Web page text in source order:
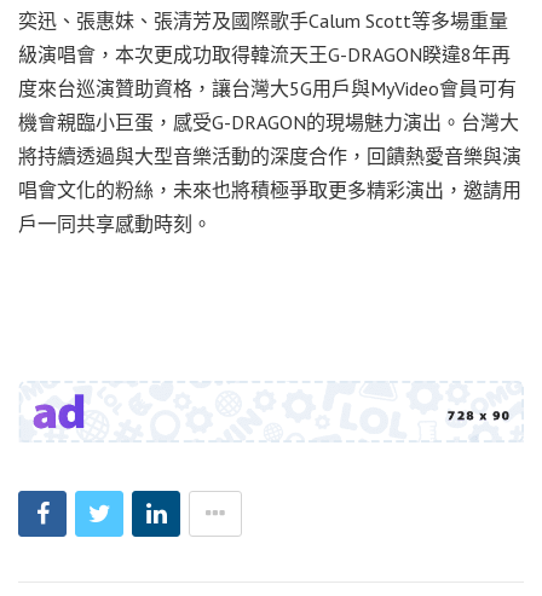
奕迅、張惠妹、張清芳及國際歌手Calum Scott等多場重量
級演唱會，本次更成功取得韓流天王G-DRAGON睽違8年再
度來台巡演贊助資格，讓台灣大5G用戶與MyVideo會員可有
機會親臨小巨蛋，感受G-DRAGON的現場魅力演出。台灣大
將持續透過與大型音樂活動的深度合作，回饋熱愛音樂與演
唱會文化的粉絲，未來也將積極爭取更多精彩演出，邀請用
戶一同共享感動時刻。